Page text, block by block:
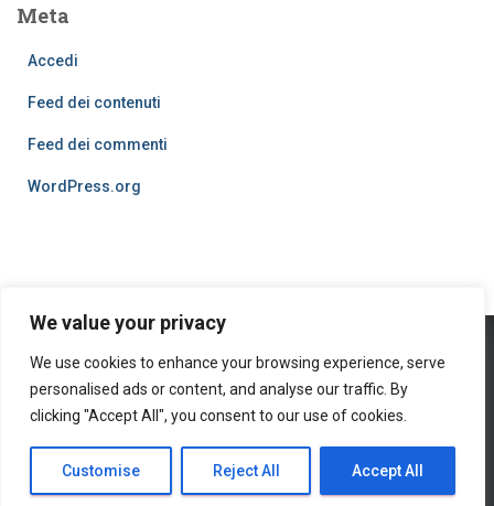
We value your privacy
We use cookies to enhance your browsing experience, serve
personalised ads or content, and analyse our traffic. By
clicking "Accept All", you consent to our use of cookies.
Customise Reject All Accept All
Meta
Accedi
Feed dei contenuti
Feed dei commenti
WordPress.org
PRIVACY POLICY COOKIES
© 2016
Hestia | Developed by ThemeIsle